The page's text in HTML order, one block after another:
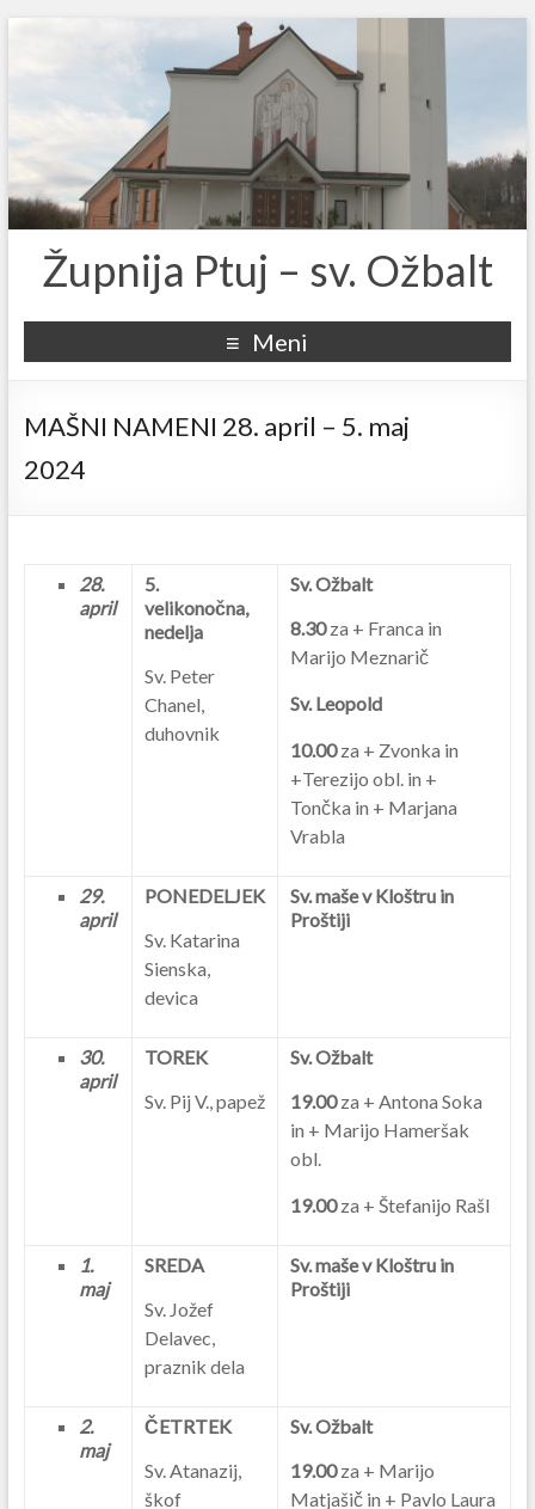
Župnija Ptuj – sv. Ožbalt
Meni
MAŠNI NAMENI 28. april – 5. maj
2024
28.
april
5.
velikonočna,
nedelja
Sv. Peter
Chanel,
duhovnik
Sv. Ožbalt
8.30za + Franca in
Marijo Meznarič
Sv. Leopold
10.00za + Zvonka in
+Terezijo obl. in +
Tončka in + Marjana
Vrabla
29.
april
PONEDELJEK
Sv. Katarina
Sienska,
devica
Sv. maše v Kloštru in
Proštiji
30.
april
TOREK
Sv. Pij V., papež
Sv. Ožbalt
19.00za + Antona Soka
in + Marijo Hameršak
obl.
19.00za + Štefanijo Rašl
1.
maj
SREDA
Sv. Jožef
Delavec,
praznik dela
Sv. maše v Kloštru in
Proštiji
2.
maj
ČETRTEK
Sv. Atanazij,
škof
Sv. Ožbalt
19.00za + Marijo
Matjašič in + Pavlo Laura